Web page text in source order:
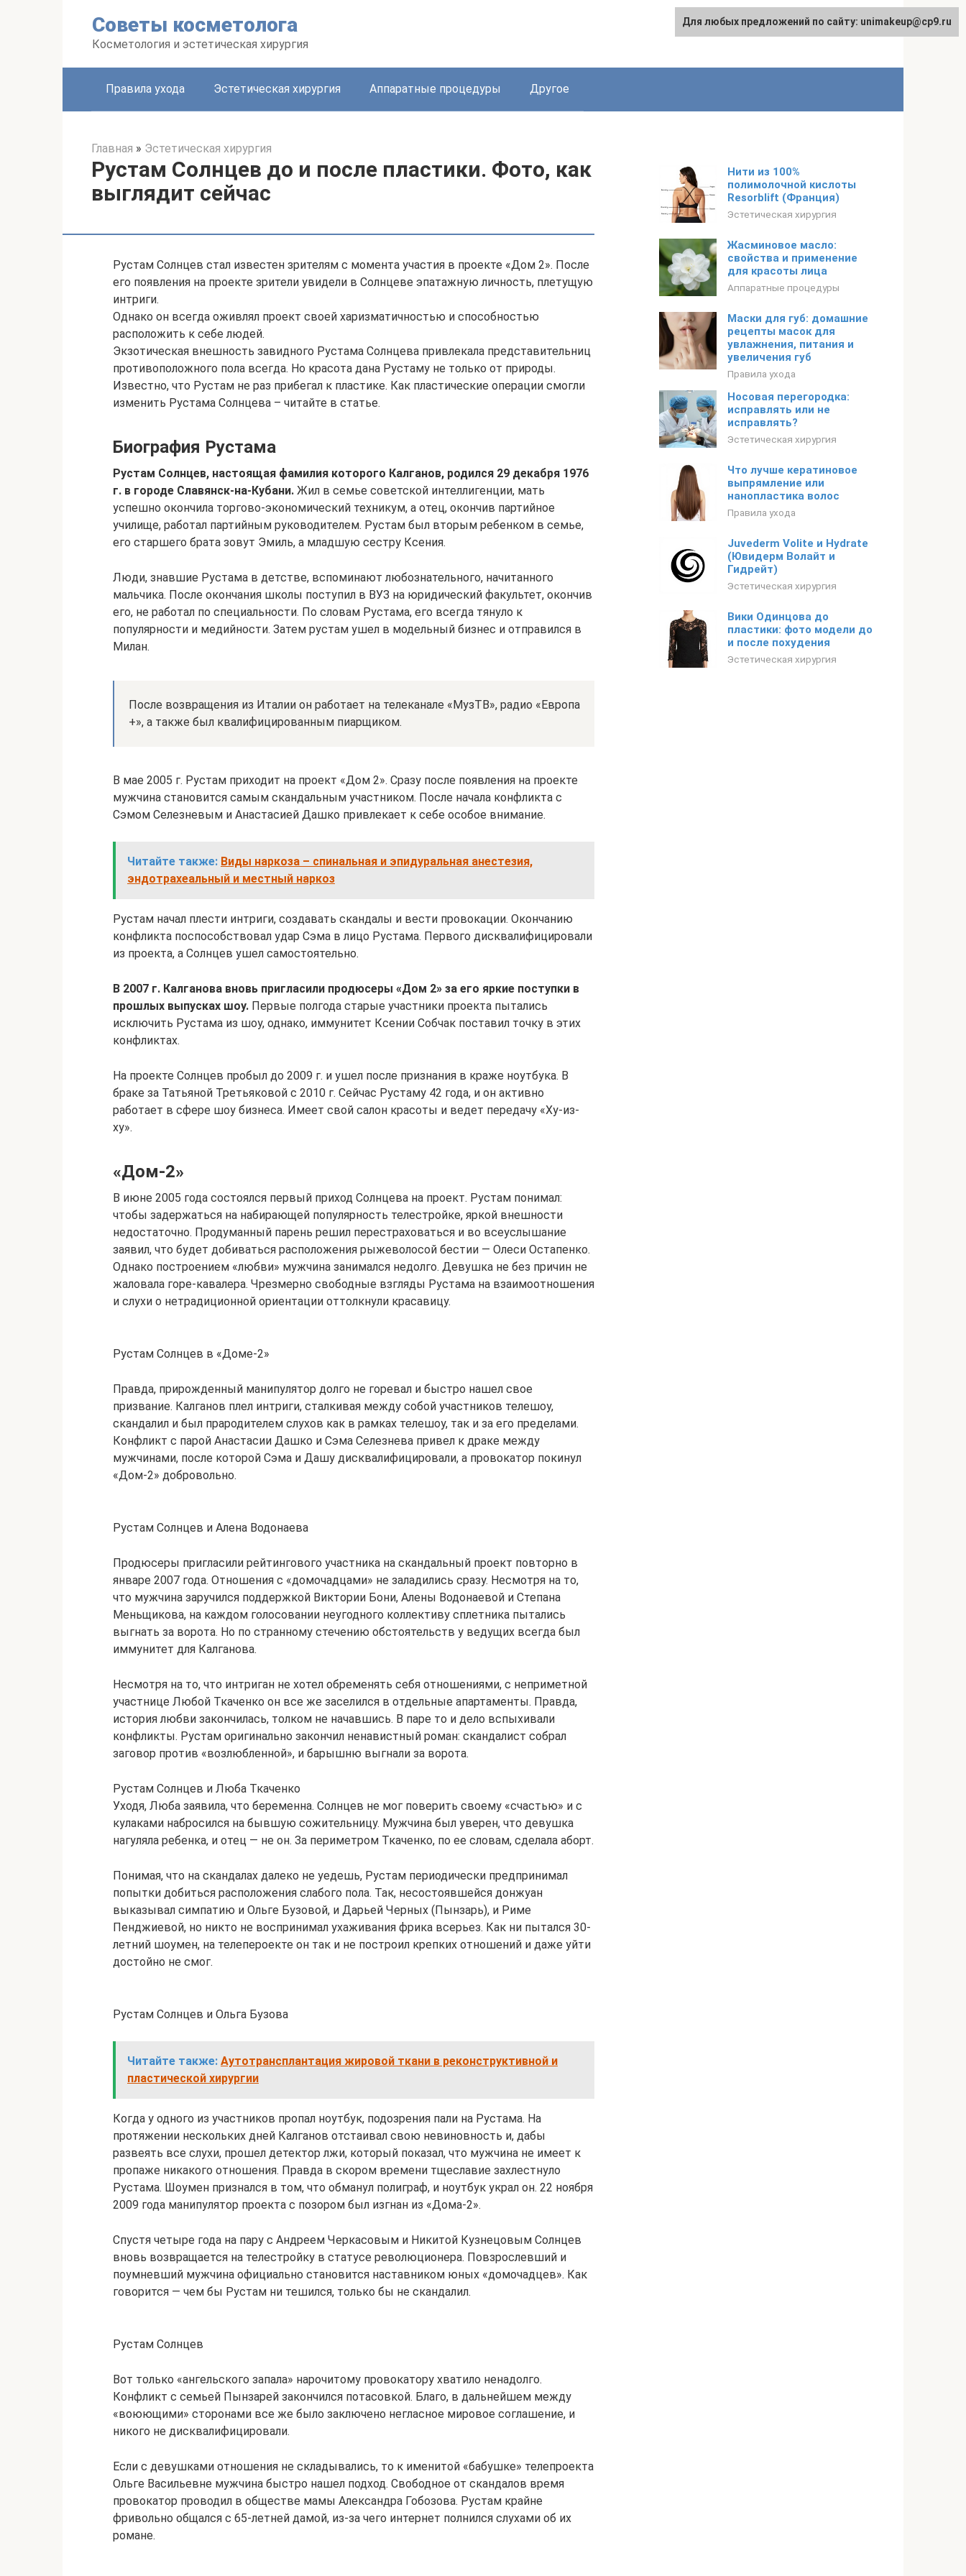
Советы косметолога
Косметология и эстетическая хирургия
Правила ухода Эстетическая хирургия Аппаратные процедуры Другое
Главная » Эстетическая хирургия
Рустам Солнцев до и после пластики. Фото, как
выглядит сейчас
Рустам Солнцев стал известен зрителям с момента участия в проекте «Дом 2». После
его появления на проекте зрители увидели в Солнцеве эпатажную личность, плетущую
интриги.
Однако он всегда оживлял проект своей харизматичностью и способностью
расположить к себе людей.
Экзотическая внешность завидного Рустама Солнцева привлекала представительниц
противоположного пола всегда. Но красота дана Рустаму не только от природы.
Известно, что Рустам не раз прибегал к пластике. Как пластические операции смогли
изменить Рустама Солнцева – читайте в статье.
Биография Рустама
Рустам Солнцев, настоящая фамилия которого Калганов, родился 29 декабря 1976
г. в городе Славянск-на-Кубани. Жил в семье советской интеллигенции, мать
успешно окончила торгово-экономический техникум, а отец, окончив партийное
училище, работал партийным руководителем. Рустам был вторым ребенком в семье,
его старшего брата зовут Эмиль, а младшую сестру Ксения.
Люди, знавшие Рустама в детстве, вспоминают любознательного, начитанного
мальчика. После окончания школы поступил в ВУЗ на юридический факультет, окончив
его, не работал по специальности. По словам Рустама, его всегда тянуло к
популярности и медийности. Затем рустам ушел в модельный бизнес и отправился в
Милан.
После возвращения из Италии он работает на телеканале «МузТВ», радио «Европа
+», а также был квалифицированным пиарщиком.
В мае 2005 г. Рустам приходит на проект «Дом 2». Сразу после появления на проекте
мужчина становится самым скандальным участником. После начала конфликта с
Сэмом Селезневым и Анастасией Дашко привлекает к себе особое внимание.
Читайте также: Виды наркоза – спинальная и эпидуральная анестезия,
эндотрахеальный и местный наркоз
Рустам начал плести интриги, создавать скандалы и вести провокации. Окончанию
конфликта поспособствовал удар Сэма в лицо Рустама. Первого дисквалифицировали
из проекта, а Солнцев ушел самостоятельно.
В 2007 г. Калганова вновь пригласили продюсеры «Дом 2» за его яркие поступки в
прошлых выпусках шоу. Первые полгода старые участники проекта пытались
исключить Рустама из шоу, однако, иммунитет Ксении Собчак поставил точку в этих
конфликтах.
На проекте Солнцев пробыл до 2009 г. и ушел после признания в краже ноутбука. В
браке за Татьяной Третьяковой с 2010 г. Сейчас Рустаму 42 года, и он активно
работает в сфере шоу бизнеса. Имеет свой салон красоты и ведет передачу «Ху-из-
ху».
«Дом-2»
В июне 2005 года состоялся первый приход Солнцева на проект. Рустам понимал:
чтобы задержаться на набирающей популярность телестройке, яркой внешности
недостаточно. Продуманный парень решил перестраховаться и во всеуслышание
заявил, что будет добиваться расположения рыжеволосой бестии — Олеси Остапенко.
Однако построением «любви» мужчина занимался недолго. Девушка не без причин не
жаловала горе-кавалера. Чрезмерно свободные взгляды Рустама на взаимоотношения
и слухи о нетрадиционной ориентации оттолкнули красавицу.
Рустам Солнцев в «Доме-2»
Правда, прирожденный манипулятор долго не горевал и быстро нашел свое
призвание. Калганов плел интриги, сталкивая между собой участников телешоу,
скандалил и был прародителем слухов как в рамках телешоу, так и за его пределами.
Конфликт с парой Анастасии Дашко и Сэма Селезнева привел к драке между
мужчинами, после которой Сэма и Дашу дисквалифицировали, а провокатор покинул
«Дом-2» добровольно.
Рустам Солнцев и Алена Водонаева
Продюсеры пригласили рейтингового участника на скандальный проект повторно в
январе 2007 года. Отношения с «домочадцами» не заладились сразу. Несмотря на то,
что мужчина заручился поддержкой Виктории Бони, Алены Водонаевой и Степана
Меньщикова, на каждом голосовании неугодного коллективу сплетника пытались
выгнать за ворота. Но по странному стечению обстоятельств у ведущих всегда был
иммунитет для Калганова.
Несмотря на то, что интриган не хотел обременять себя отношениями, с неприметной
участнице Любой Ткаченко он все же заселился в отдельные апартаменты. Правда,
история любви закончилась, толком не начавшись. В паре то и дело вспыхивали
конфликты. Рустам оригинально закончил ненавистный роман: скандалист собрал
заговор против «возлюбленной», и барышню выгнали за ворота.
Рустам Солнцев и Люба Ткаченко
Уходя, Люба заявила, что беременна. Солнцев не мог поверить своему «счастью» и с
кулаками набросился на бывшую сожительницу. Мужчина был уверен, что девушка
нагуляла ребенка, и отец — не он. За периметром Ткаченко, по ее словам, сделала аборт.
Понимая, что на скандалах далеко не уедешь, Рустам периодически предпринимал
попытки добиться расположения слабого пола. Так, несостоявшейся донжуан
выказывал симпатию и Ольге Бузовой, и Дарьей Черных (Пынзарь), и Риме
Пенджиевой, но никто не воспринимал ухаживания фрика всерьез. Как ни пытался 30-
летний шоумен, на телепероекте он так и не построил крепких отношений и даже уйти
достойно не смог.
Рустам Солнцев и Ольга Бузова
Читайте также: Аутотрансплантация жировой ткани в реконструктивной и
пластической хирургии
Когда у одного из участников пропал ноутбук, подозрения пали на Рустама. На
протяжении нескольких дней Калганов отстаивал свою невиновность и, дабы
развеять все слухи, прошел детектор лжи, который показал, что мужчина не имеет к
пропаже никакого отношения. Правда в скором времени тщеславие захлестнуло
Рустама. Шоумен признался в том, что обманул полиграф, и ноутбук украл он. 22 ноября
2009 года манипулятор проекта с позором был изгнан из «Дома-2».
Спустя четыре года на пару с Андреем Черкасовым и Никитой Кузнецовым Солнцев
вновь возвращается на телестройку в статусе революционера. Повзрослевший и
поумневший мужчина официально становится наставником юных «домочадцев». Как
говорится — чем бы Рустам ни тешился, только бы не скандалил.
Рустам Солнцев
Вот только «ангельского запала» нарочитому провокатору хватило ненадолго.
Конфликт с семьей Пынзарей закончился потасовкой. Благо, в дальнейшем между
«воюющими» сторонами все же было заключено негласное мировое соглашение, и
никого не дисквалифицировали.
Если с девушками отношения не складывались, то к именитой «бабушке» телепроекта
Ольге Васильевне мужчина быстро нашел подход. Свободное от скандалов время
провокатор проводил в обществе мамы Александра Гобозова. Рустам крайне
фривольно общался с 65-летней дамой, из-за чего интернет полнился слухами об их
романе.
Нити из 100%
полимолочной кислоты
Resorblift (Франция)
Эстетическая хирургия
Жасминовое масло:
свойства и применение
для красоты лица
Аппаратные процедуры
Маски для губ: домашние
рецепты масок для
увлажнения, питания и
увеличения губ
Правила ухода
Носовая перегородка:
исправлять или не
исправлять?
Эстетическая хирургия
Что лучше кератиновое
выпрямление или
нанопластика волос
Правила ухода
Juvederm Volite и Hydrate
(Ювидерм Волайт и
Гидрейт)
Эстетическая хирургия
Вики Одинцова до
пластики: фото модели до
и после похудения
Эстетическая хирургия
Для любых предложений по сайту: unimakeup@cp9.ru